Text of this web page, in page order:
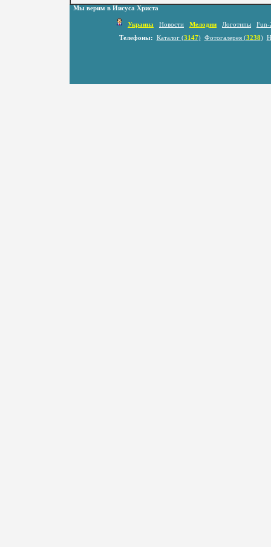
Мы верим в Иисуса Христа
Украина Новости Мелодии Логотипы
Fun-
Телефоны:
Каталог (3147) Фотогалерея (3238)